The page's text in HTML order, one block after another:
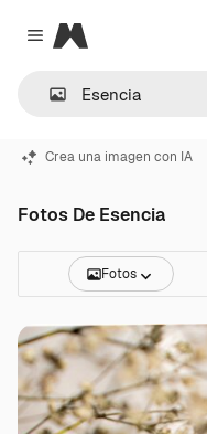
Close menu
Magnific
Crea una imagen con IA
Fotos De Esencia
Fotos